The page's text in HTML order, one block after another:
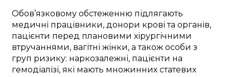
Обов’язковому обстеженню підлягають
медичні працівники, донори крові та органів,
пацієнти перед плановими хірургічними
втручаннями, вагітні жінки, а також особи з
груп ризику: наркозалежні, пацієнти на
гемодіалізі, які мають множинних статевих